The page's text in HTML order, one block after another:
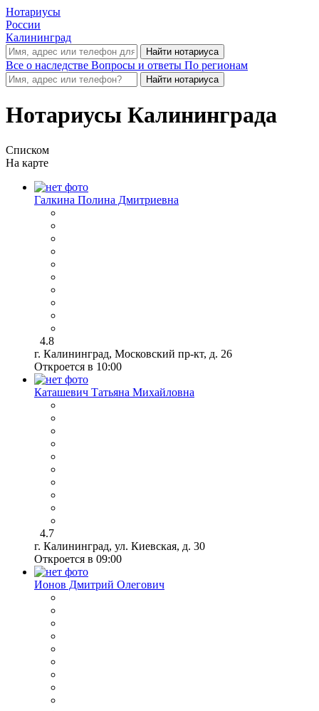
Нотариусы
России
Калининград
Все о наследстве Вопросы и ответы По регионам
Нотариусы Калининграда
Списком
На карте
Галкина Полина Дмитриевна
4.8
г. Калининград, Московский пр-кт, д. 26
Откроется в 10:00
Каташевич Татьяна Михайловна
4.7
г. Калининград, ул. Киевская, д. 30
Откроется в 09:00
Ионов Дмитрий Олегович